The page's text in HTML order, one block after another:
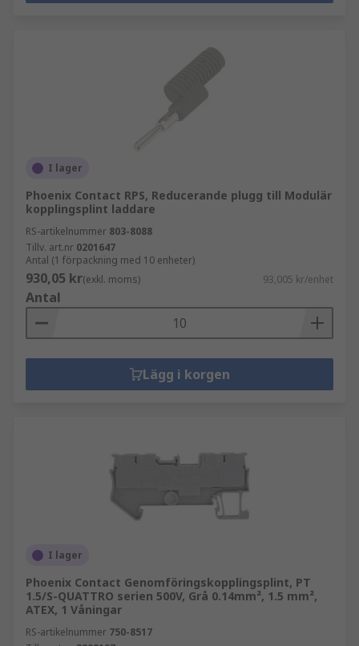
I lager
Phoenix Contact RPS, Reducerande plugg till Modulär
kopplingsplint laddare
RS-artikelnummer 803-8088
Tillv. art.nr 0201647
Antal (1 förpackning med 10 enheter)
930,05 kr(exkl. moms) 93,005 kr/enhet
Antal
Lägg i korgen
I lager
Phoenix Contact Genomföringskopplingsplint, PT
1.5/S-QUATTRO serien 500V, Grå 0.14mm², 1.5 mm²,
ATEX, 1 Våningar
RS-artikelnummer 750-8517